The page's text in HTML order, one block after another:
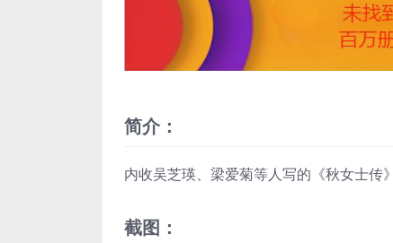
简介：
内收吴芝瑛、梁爱菊等人写的《秋女士
截图：